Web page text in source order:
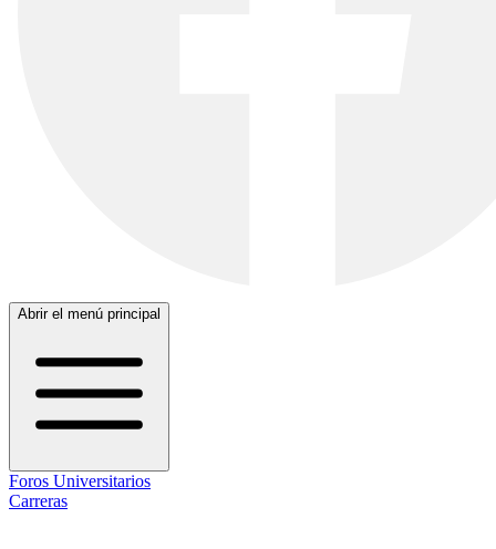
Abrir el menú principal
Foros Universitarios
Carreras